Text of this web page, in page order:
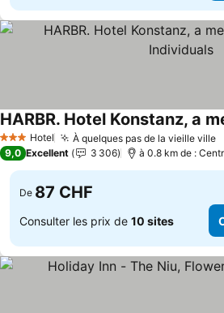
3 ÉtoilesHotel À quelques pas de la vieille ville
Consulter les prix
9,0 Excellent 3 306 à 0.8 km de :
De 87 CHF
Consulter les prix de 10 sites